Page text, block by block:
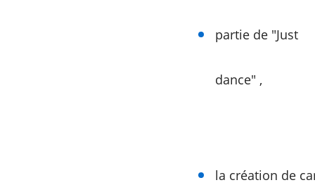
partie de "Just
dance" ,
la création de